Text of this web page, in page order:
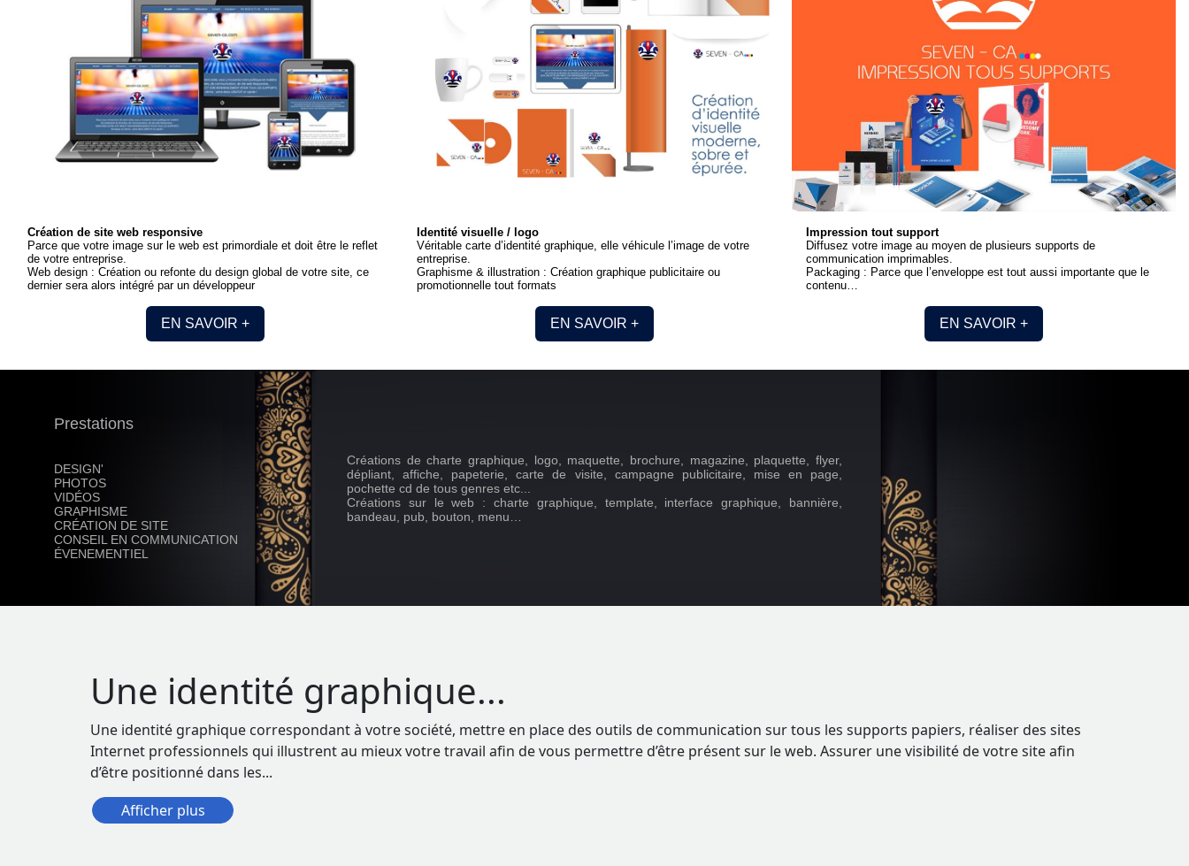
Création de site web responsive
Parce que votre image sur le web est primordiale et doit être le reflet
de votre entreprise.
Web design : Création ou refonte du design global de votre site, ce
dernier sera alors intégré par un développeur
EN SAVOIR +
Identité visuelle / logo
Véritable carte d’identité graphique, elle véhicule l’image de votre
entreprise.
Graphisme & illustration : Création graphique publicitaire ou
promotionnelle tout formats
EN SAVOIR +
Impression tout support
Diffusez votre image au moyen de plusieurs supports de
communication imprimables.
Packaging : Parce que l’enveloppe est tout aussi importante que le
contenu…
EN SAVOIR +
Prestations
DESIGN'
PHOTOS
VIDÉOS
GRAPHISME
CRÉATION DE SITE
CONSEIL EN COMMUNICATION
ÉVENEMENTIEL
Créations de charte graphique, logo, maquette, brochure, magazine, plaquette, flyer,
dépliant, affiche, papeterie, carte de visite, campagne publicitaire, mise en page,
pochette cd de tous genres etc...
Créations sur le web : charte graphique, template, interface graphique, bannière,
bandeau, pub, bouton, menu…
Une identité graphique...
Une identité graphique correspondant à votre société, mettre en place des outils de communication sur tous les supports papiers, réaliser des sites
Internet professionnels qui illustrent au mieux votre travail afin de vous permettre d’être présent sur le web. Assurer une visibilité de votre site afin
d’être positionné dans les...
Afficher plus